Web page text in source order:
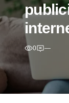
0 —